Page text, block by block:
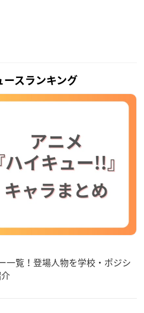
ースランキング
一覧！登場人物を学校・ポジシ